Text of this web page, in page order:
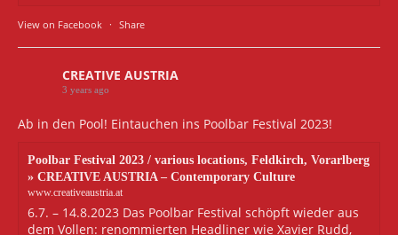
View on Facebook · Share
CREATIVE AUSTRIA
3 years ago
Ab in den Pool! Eintauchen ins Poolbar Festival 2023!
Poolbar Festival 2023 / various locations, Feldkirch, Vorarlberg
» CREATIVE AUSTRIA – Contemporary Culture
www.creativeaustria.at
6.7. – 14.8.2023 Das Poolbar Festival schöpft wieder aus
dem Vollen: renommierten Headliner wie Xavier Rudd,